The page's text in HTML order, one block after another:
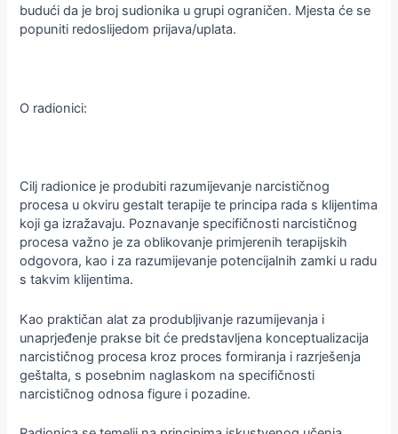
budući da je broj sudionika u grupi ograničen. Mjesta će se
popuniti redoslijedom prijava/uplata.
O radionici:
Cilj radionice je produbiti razumijevanje narcističnog
procesa u okviru gestalt terapije te principa rada s klijentima
koji ga izražavaju. Poznavanje specifičnosti narcističnog
procesa važno je za oblikovanje primjerenih terapijskih
odgovora, kao i za razumijevanje potencijalnih zamki u radu
s takvim klijentima.
Kao praktičan alat za produbljivanje razumijevanja i
unaprjeđenje prakse bit će predstavljena konceptualizacija
narcističnog procesa kroz proces formiranja i razrješenja
geštalta, s posebnim naglaskom na specifičnosti
narcističnog odnosa figure i pozadine.